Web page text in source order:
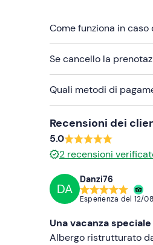
Come funziona in
Se cancello la
Quali metodi di
Recensioni dei
5.0
2 recensioni
DA
Danzi76
Esperienza del 12/
Una vacanza speciale
Albergo ristrutturato